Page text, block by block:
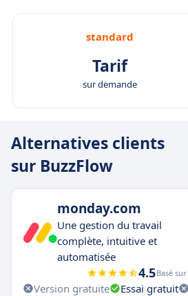
standard
Tarif
sur demande
Alternatives clients
sur BuzzFlow
monday.com
Une gestion du travail
complète, intuitive et
automatisée
4.5Basé sur
Version gratuite Essai gratuit